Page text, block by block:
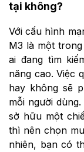
tại không?
Với cấu hình
M3 là một
ai đang tìm
năng cao. Việc
hay không sẽ
mỗi người
sở hữu một
thì nên chọn
nhiên, bạn có